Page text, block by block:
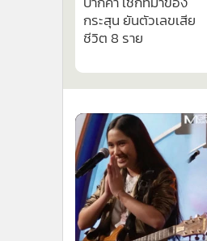
Gotomanager
กระสุน ยันตัวเลขเสีย
ชีวิต 8 ราย